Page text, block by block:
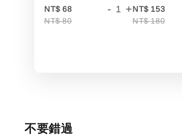
NT$ 68
NT$ 80
- +NT$ 153
NT$ 180
不要錯過